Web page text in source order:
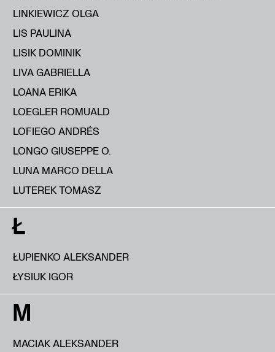
LINKIEWICZ OLGA
LIS PAULINA
LISIK DOMINIK
LIVA GABRIELLA
LOANA ERIKA
LOEGLER ROMUALD
LOFIEGO ANDRÉS
LONGO GIUSEPPE O.
LUNA MARCO DELLA
LUTEREK TOMASZ
Ł
ŁUPIENKO ALEKSANDER
ŁYSIUK IGOR
M
MACIAK ALEKSANDER